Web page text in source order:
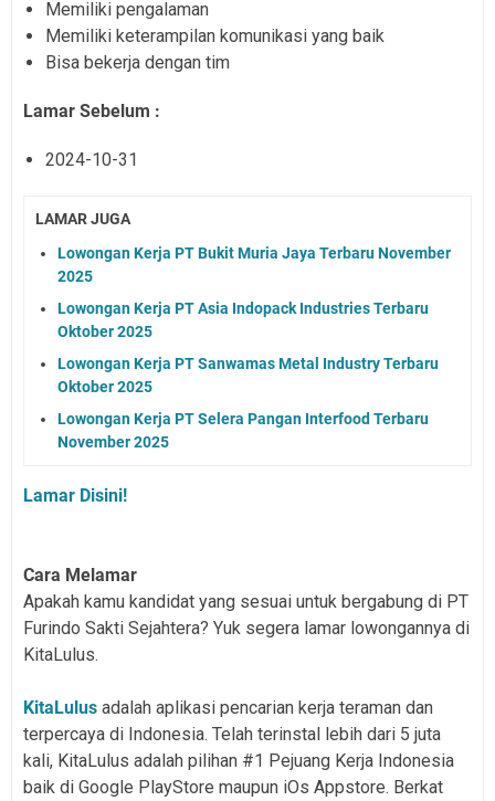
Memiliki pengalaman
Memiliki keterampilan komunikasi yang baik
Bisa bekerja dengan tim
Lamar Sebelum :
2024-10-31
LAMAR JUGA
Lowongan Kerja PT Bukit Muria Jaya Terbaru November
2025
Lowongan Kerja PT Asia Indopack Industries Terbaru
Oktober 2025
Lowongan Kerja PT Sanwamas Metal Industry Terbaru
Oktober 2025
Lowongan Kerja PT Selera Pangan Interfood Terbaru
November 2025
Lamar Disini!
Cara Melamar
Apakah kamu kandidat yang sesuai untuk bergabung di PT
Furindo Sakti Sejahtera? Yuk segera lamar lowongannya di
KitaLulus.
KitaLulus adalah aplikasi pencarian kerja teraman dan
terpercaya di Indonesia. Telah terinstal lebih dari 5 juta
kali, KitaLulus adalah pilihan #1 Pejuang Kerja Indonesia
baik di Google PlayStore maupun iOs Appstore. Berkat